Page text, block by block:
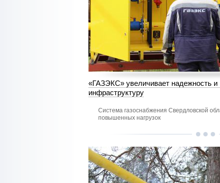
«ГАЗЭКС» увеличивает надежность и
инфраструктуру
Система газоснабжения Свердловской
повышенных нагрузок